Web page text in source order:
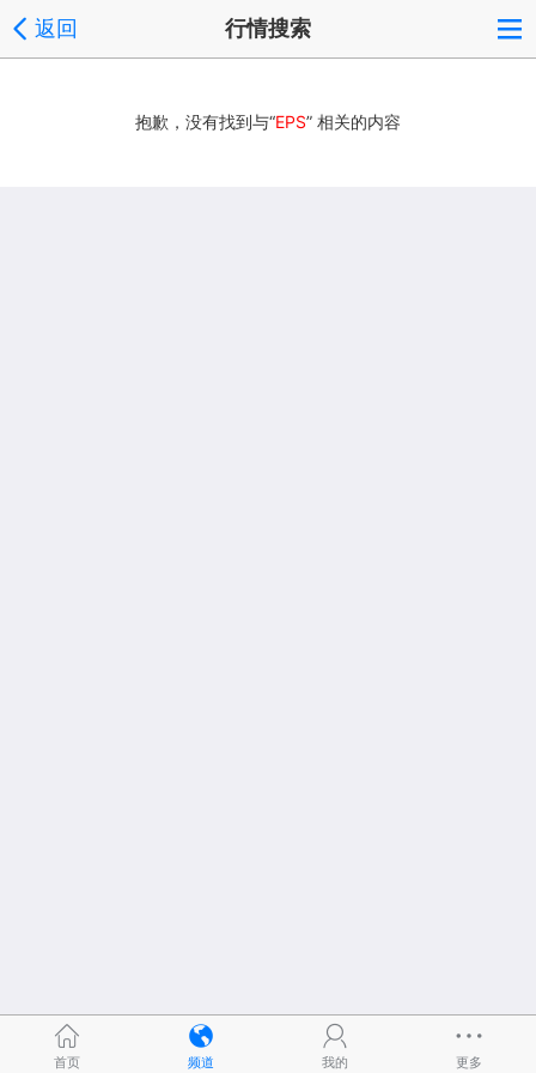
返回 行情搜索
抱歉，没有找到与“EPS” 相关的内容
首页 频道 我的 更多